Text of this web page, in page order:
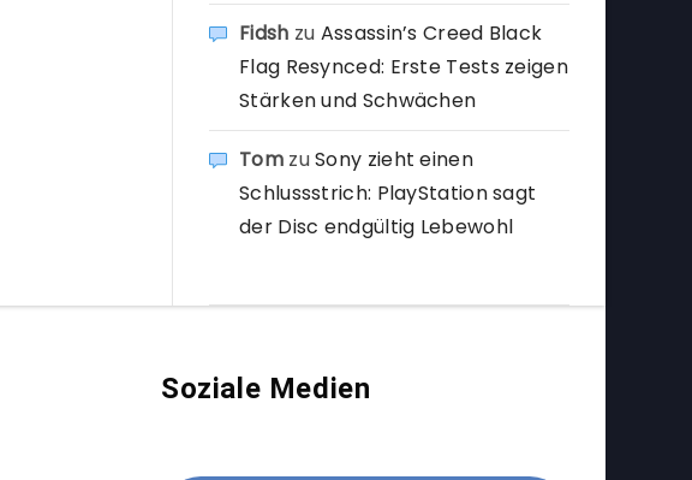
Fidsh zu Assassin’s Creed Black
Flag Resynced: Erste Tests zeigen
Stärken und Schwächen
TomzuSony zieht einen
Schlussstrich: PlayStation sagt
der Disc endgültig Lebewohl
Soziale Medien